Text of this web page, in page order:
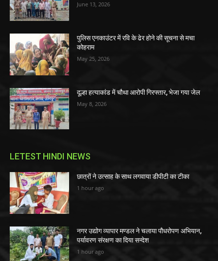
June 13, 2026
पुलिस एनकाउंटर में रवि के ढेर होने की सूचना से मचा
कोहराम
May 25, 2026
दूल्हा हत्याकांड में चौथा आरोपी गिरफ्तार, भेजा गया जेल
May 8, 2026
LETEST HINDI NEWS
छात्रों ने उत्साह के साथ लगवाया डीपीटी का टीका
1 hour ago
नगर उद्योग व्यापार मण्डल ने चलाया पौधरोपण अभियान,
पर्यावरण संरक्षण का दिया सन्देश
1 hour ago